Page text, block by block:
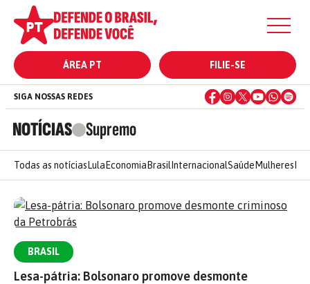
ÁREA PT FILIE-SE
NOTÍCIAS Supremo
SIGA NOSSAS REDES
Todas as notícias Lula Economia Brasil InternacionalSaúde Mulheres
BRASIL
Lesa-pátria: Bolsonaro promove desmonte